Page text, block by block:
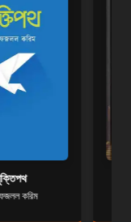
করিম